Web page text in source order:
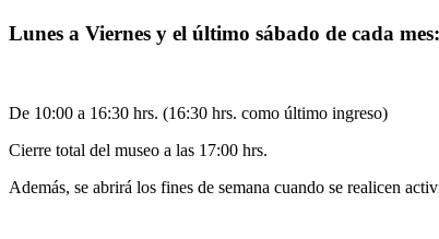
Lunes a Viernes y el último sábado de cada mes:
De 10:00 a 16:30 hrs. (16:30 hrs. como último ingreso)
Cierre total del museo a las 17:00 hrs.
Además, se abrirá los fines de semana cuando se realicen